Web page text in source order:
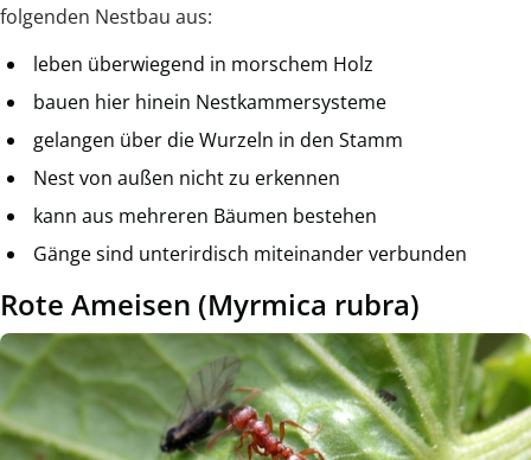
folgenden Nestbau aus:
leben überwiegend in morschem Holz
bauen hier hinein Nestkammersysteme
gelangen über die Wurzeln in den Stamm
Nest von außen nicht zu erkennen
kann aus mehreren Bäumen bestehen
Gänge sind unterirdisch miteinander verbunden
Rote Ameisen (Myrmica rubra)